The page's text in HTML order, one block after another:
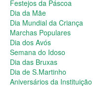
Dia das Bruxas
Dia de S.Martinho
Aniversários da
Almoço / Lanche de
Atividades Semanais
Época Balnear
Feiras e Exposições
Grupos Musicais do
Outras Actividades
Festejos da Páscoa
Dia da Mãe
Dia Mundial da Criança
Marchas Populares
Dia dos Avós
Semana do Idoso
Dia das Bruxas
Dia de S.Martinho
Aniversários da Instituição